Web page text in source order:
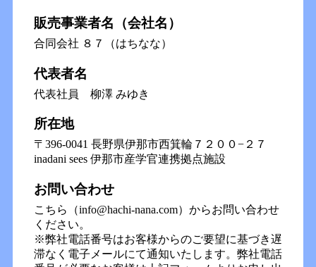
販売事業者名（会社名）
合同会社 ８７（はちなな）
代表者名
代表社員 柳澤 みゆき
所在地
〒396-0041 長野県伊那市西箕輪７２００−２７
inadani sees 伊那市産学官連携拠点施設
お問い合わせ
こちら（info@hachi-nana.com）からお問い合わせ
ください。
※弊社電話番号はお客様からのご要望に基づき遅
滞なく電子メールにて通知いたします。弊社電話